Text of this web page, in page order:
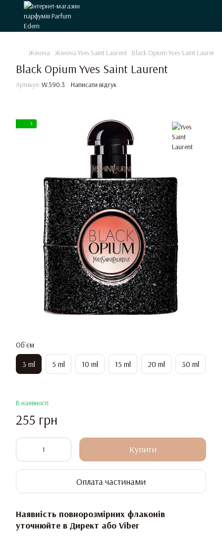
Жіноча Жіноча Yves Saint Laurent Black Opium Yves Saint Laurent
Black Opium Yves Saint Laurent
Артикул: W.590.3 Написати відгук
3
Об`єм
3 ml 5 ml 10 ml 15 ml 20 ml 30 ml
В наявності
255 грн
Купити
Оплата частинами
Наявність повнорозмірних флаконів
уточнюйте в Директ або Viber